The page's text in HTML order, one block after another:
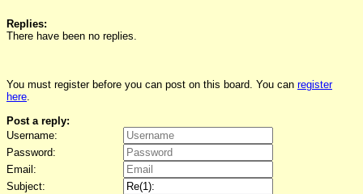
Replies:
There have been no replies.
You must register before you can post on this board. You can register
here.
Post a reply:
Username:
Password:
Email:
Subject: